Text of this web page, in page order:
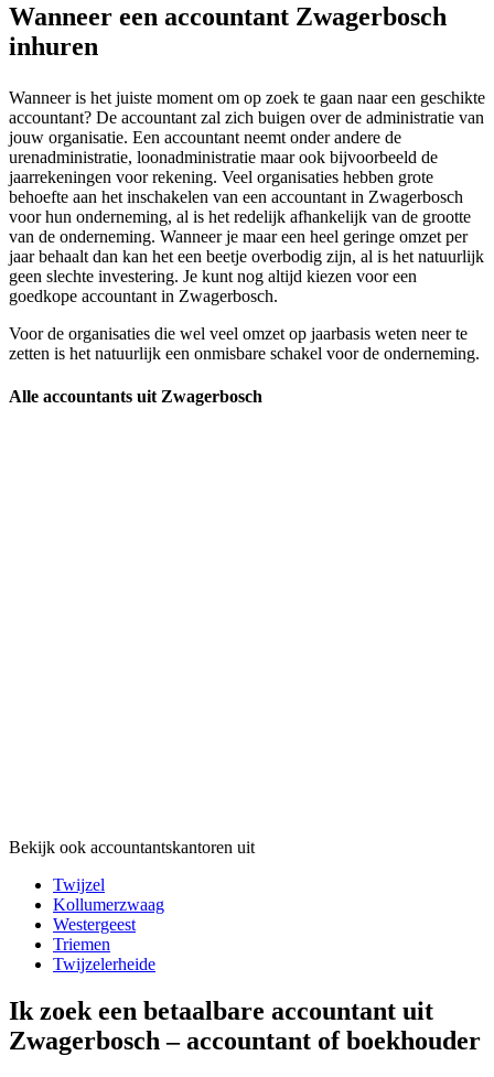
Wanneer een accountant Zwagerbosch
inhuren
Wanneer is het juiste moment om op zoek te gaan naar een geschikte
accountant? De accountant zal zich buigen over de administratie van
jouw organisatie. Een accountant neemt onder andere de
urenadministratie, loonadministratie maar ook bijvoorbeeld de
jaarrekeningen voor rekening. Veel organisaties hebben grote
behoefte aan het inschakelen van een accountant in Zwagerbosch
voor hun onderneming, al is het redelijk afhankelijk van de grootte
van de onderneming. Wanneer je maar een heel geringe omzet per
jaar behaalt dan kan het een beetje overbodig zijn, al is het natuurlijk
geen slechte investering. Je kunt nog altijd kiezen voor een
goedkope accountant in Zwagerbosch.
Voor de organisaties die wel veel omzet op jaarbasis weten neer te
zetten is het natuurlijk een onmisbare schakel voor de onderneming.
Alle accountants uit Zwagerbosch
Bekijk ook accountantskantoren uit
Twijzel
Kollumerzwaag
Westergeest
Triemen
Twijzelerheide
Ik zoek een betaalbare accountant uit
Zwagerbosch – accountant of boekhouder